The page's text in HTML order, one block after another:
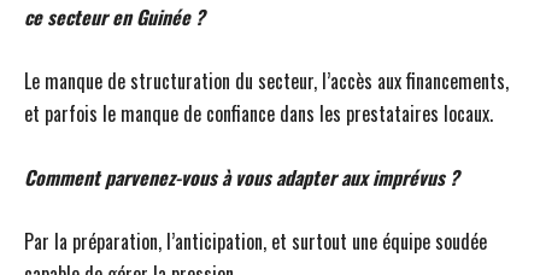
ce secteur en Guinée ?
Le manque de structuration du secteur, l’accès aux financements,
et parfois le manque de confiance dans les prestataires locaux.
Comment parvenez-vous à vous adapter aux imprévus ?
Par la préparation, l’anticipation, et surtout une équipe soudée